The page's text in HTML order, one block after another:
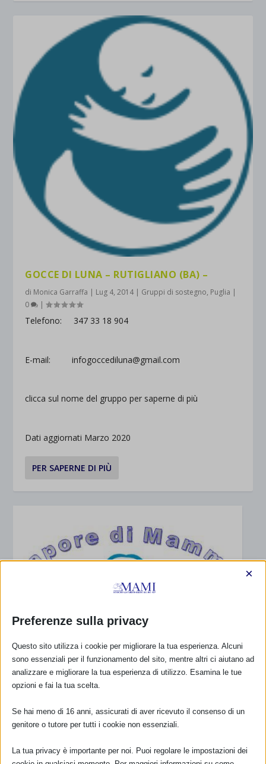
GOCCE DI LUNA – RUTIGLIANO (BA) –
di Monica Garraffa | Lug 4, 2014 | Gruppi di sostegno, Puglia |
0
|
Telefono: 347 33 18 904
E-mail: infogoccediluna@gmail.com
clicca sul nome del gruppo per saperne di più
Dati aggiornati Marzo 2020
PER SAPERNE DI PIÙ
Preferenze sulla privacy
×
Questo sito utilizza i cookie per migliorare la tua esperienza. Alcuni
sono essenziali per il funzionamento del sito, mentre altri ci aiutano ad
analizzare e migliorare la tua esperienza di utilizzo. Esamina le tue
opzioni e fai la tua scelta.
Se hai meno di 16 anni, assicurati di aver ricevuto il consenso di un
genitore o tutore per tutti i cookie non essenziali.
La tua privacy è importante per noi. Puoi regolare le impostazioni dei